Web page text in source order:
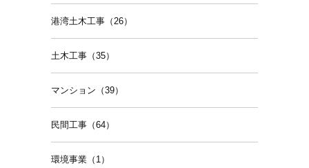
港湾土木工事（26）
土木工事（35）
マンション（39）
民間工事（64）
環境事業（1）